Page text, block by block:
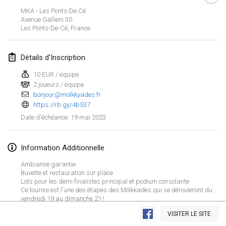
Afficher la liste
MKA - Les Ponts-De Cé
Avenue Gallieni 30
Les Ponts-De-Cé, France
Détails d'Inscription
10 EUR / équipe
2 joueurs / équipe
bonjour@molkkyades.fr
https://rb.gy/4b537
Date d'échéance: 19 mai 2023
Information Additionnelle
Ambiance garantie
Buvette et restauration sur place
Lots pour les demi finalistes principal et podium consolante
Ce tournoi est l'une des étapes des Mölkkades qui se dérouleront du
vendredi 19 au dimanche 21 !
VISITER LE SITE
février 2023
4 févr. 2023| France
SingeliDuppeli
4 févr. 2023|Finlande
Indoor de la CASAS
18 févr. 2023|France
Faschings-Mölkky